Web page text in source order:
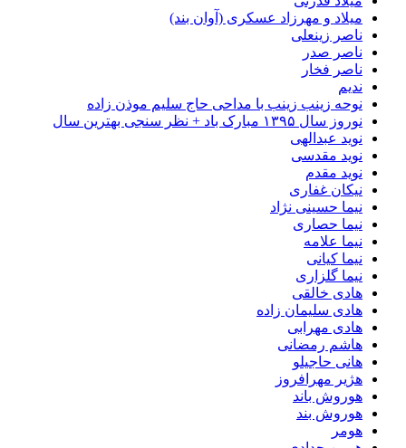
میلاد و مهرزاد عسکری (آوان بند)
ناصر زینعلی
ناصر صدر
ناصر فخار
ندیم
نوحه زینب زینب با مداحی حاج سلیم موذن زاده
نوروز سال ۱۳۹۵ مبارک باد + نظر سنجی بهترین سال
نوید عبدالهی
نوید مقدسی
نوید مقدم
نیکان غفاری
نیما حسینی نژاد
نیما حصاری
نیما علامه
نیما کیانی
نیما گلزاری
هادی خالقی
هادی سلیمان زاده
هادی مهرابی
هاشم رمضانی
هانی حاجیلو
هژیر مهرافروز
هوروش باند
هوروش بند
هومر